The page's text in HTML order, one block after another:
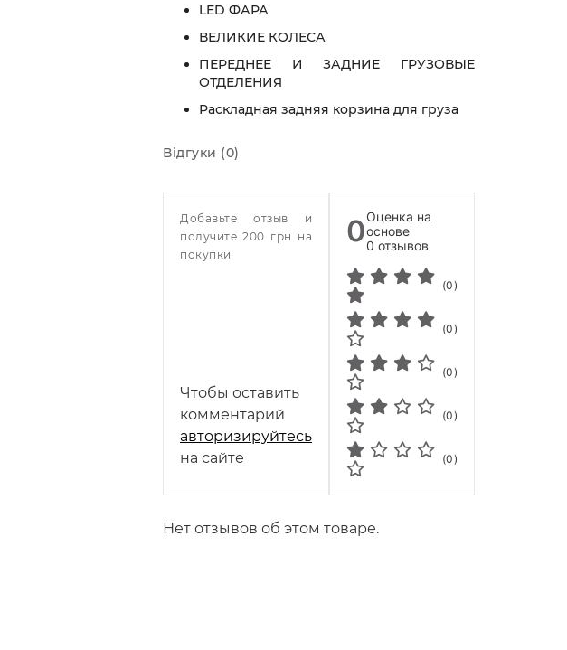
LED ФАРА
ВЕЛИКИЕ КОЛЕСА
ПЕРЕДНЕЕ И ЗАДНИЕ ГРУЗОВЫЕ
ОТДЕЛЕНИЯ
Раскладная задняя корзина для груза
Відгуки (0)
Добавьте отзыв и
получите 200 грн на
покупки
Чтобы оставить
комментарий
авторизируйтесь
на сайте
0Оценка на
основе
0 отзывов
(0)
(0)
(0)
(0)
(0)
Нет отзывов об этом товаре.